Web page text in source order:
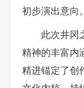
初步演出意向。
此次井冈
精神的丰富内
精进锚定了创